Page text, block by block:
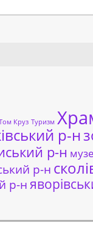
Круз Туризм
р-н
р-н
р-н
р-н